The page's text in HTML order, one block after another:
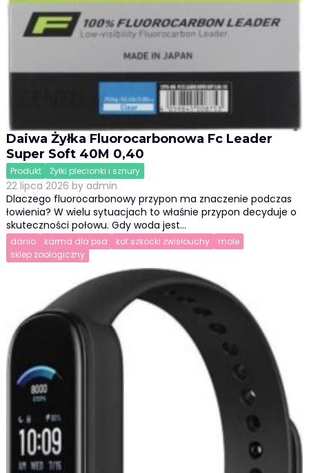
Daiwa Żyłka Fluorocarbonowa Fc Leader
Super Soft 40M 0,40
Produkt Żyłki plecionki i sznury
22 lipca 2026 by admin
Dlaczego fluorocarbonowy przypon ma znaczenie podczas
łowienia? W wielu sytuacjach to właśnie przypon decyduje o
skuteczności połowu. Gdy woda jest…
danio karma dla psa kot szkocki zwisłouchy
mole
sklep zoologiczny